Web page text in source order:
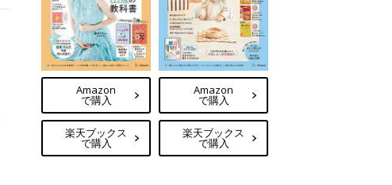
Amazon
で購入
楽天ブックス
で購入
Amazon
で購入
楽天ブックス
で購入